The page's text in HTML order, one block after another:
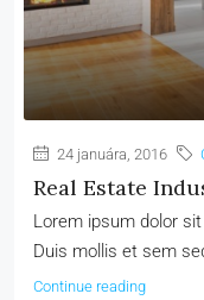
24 januára, 2016
Real Estate
Lorem ipsum dolor
Duis mollis et sem
Continue reading